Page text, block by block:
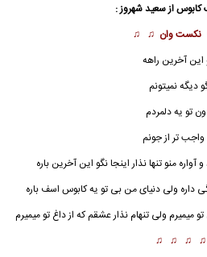
از سعید شهروز :
نکست وان ♫ ♫
این آخرین راهه
دیگه نمیتونم
تو یه دلمردم
واجب تر از جونم
منو تنها نذار اینجا نگو این آخرین باره
داره ولی دنیای من بی تو یهکابوس اسف باره
ولی تنهام نذار عشقم که از داغ تو میمیرم
♫ ♫ ♫ ♫